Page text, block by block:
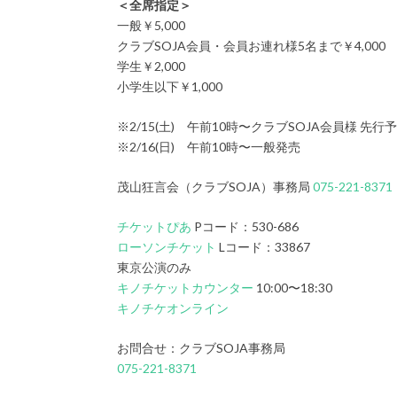
＜全席指定＞
一般￥5,000
クラブSOJA会員・会員お連れ様5名まで￥4,000
学生￥2,000
小学生以下￥1,000
※2/15(土) 午前10時〜クラブSOJA会員様 先行
※2/16(日) 午前10時〜一般発売
茂山狂言会（クラブSOJA）事務局 075-221-8371
チケットぴあ Pコード：530-686
ローソンチケット Lコード：33867
東京公演のみ
キノチケットカウンター 10:00〜18:30
キノチケオンライン
お問合せ：クラブSOJA事務局
075-221-8371